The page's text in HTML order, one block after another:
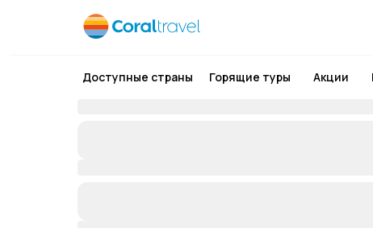
Доступные страны Горящие туры Акции